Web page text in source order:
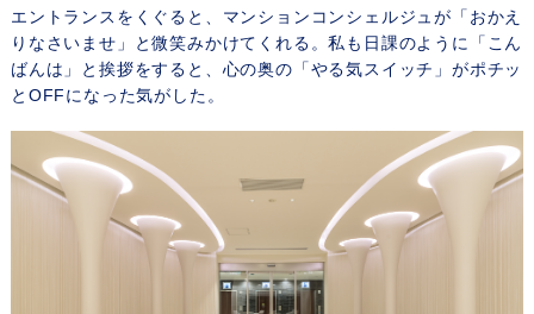
エントランスをくぐると、マンションコンシェルジュが「おかえ
りなさいませ」と微笑みかけてくれる。私も日課のように「こん
ばんは」と挨拶をすると、心の奥の「やる気スイッチ」がポチッ
とOFFになった気がした。